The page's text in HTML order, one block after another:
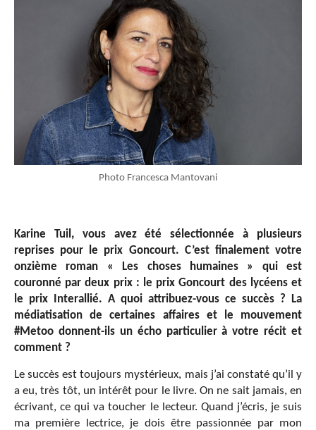
Photo Francesca Mantovani
Karine Tuil, vous avez été sélectionnée à plusieurs
reprises pour le prix Goncourt. C’est finalement votre
onzième roman « Les choses humaines » qui est
couronné par deux prix : le prix Goncourt des lycéens et
le prix Interallié. A quoi attribuez-vous ce succès ? La
médiatisation de certaines affaires et le mouvement
#Metoo donnent-ils un écho particulier à votre récit et
comment ?
Le succès est toujours mystérieux, mais j’ai constaté qu’il y
a eu, très tôt, un intérêt pour le livre. On ne sait jamais, en
écrivant, ce qui va toucher le lecteur. Quand j’écris, je suis
ma première lectrice, je dois être passionnée par mon